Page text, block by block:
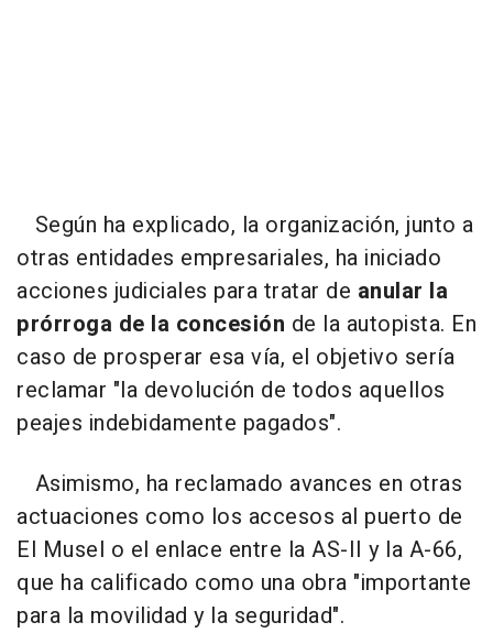
Según ha explicado, la organización, junto a
otras entidades empresariales, ha iniciado
acciones judiciales para tratar de anular la
prórroga de la concesión de la autopista. En
caso de prosperar esa vía, el objetivo sería
reclamar "la devolución de todos aquellos
peajes indebidamente pagados".
Asimismo, ha reclamado avances en otras
actuaciones como los accesos al puerto de
El Musel o el enlace entre la AS-II y la A-66,
que ha calificado como una obra "importante
para la movilidad y la seguridad".